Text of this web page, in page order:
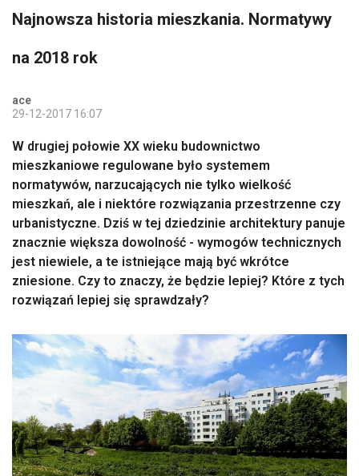
Najnowsza historia mieszkania. Normatywy
na 2018 rok
ace
29-12-2017 16:07
W drugiej połowie XX wieku budownictwo
mieszkaniowe regulowane było systemem
normatywów, narzucających nie tylko wielkość
mieszkań, ale i niektóre rozwiązania przestrzenne czy
urbanistyczne. Dziś w tej dziedzinie architektury panuje
znacznie większa dowolność - wymogów technicznych
jest niewiele, a te istniejące mają być wkrótce
zniesione. Czy to znaczy, że będzie lepiej? Które z tych
rozwiązań lepiej się sprawdzały?